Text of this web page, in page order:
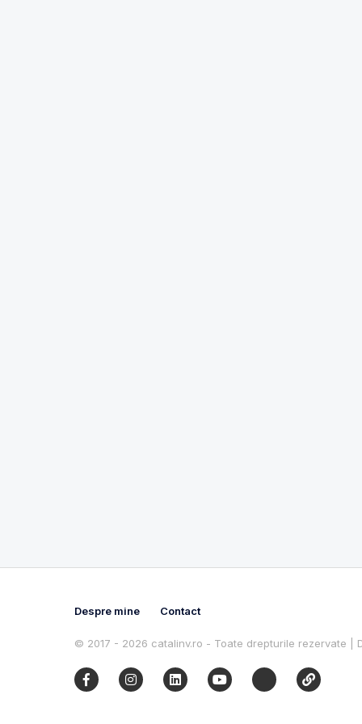
Despre mine Contact
© 2017 - 2026 catalinv.ro - Toate drepturile rezervate |